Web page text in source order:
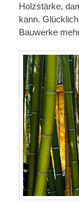
Holzstärke,
kann.
Bauwerke